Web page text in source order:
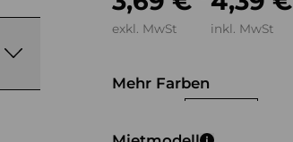
exkl. MwSt inkl. MwSt
Mehr Farben